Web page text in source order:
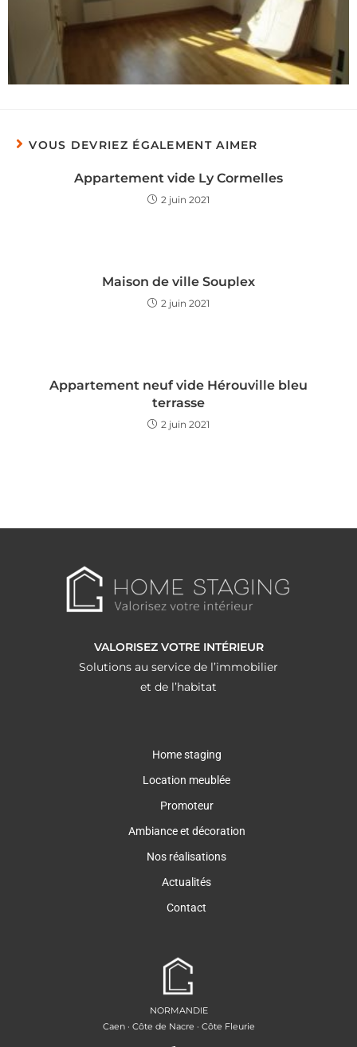
VOUS DEVRIEZ ÉGALEMENT AIMER
Appartement vide Ly Cormelles
2 juin 2021
Maison de ville Souplex
2 juin 2021
Appartement neuf vide Hérouville bleu
terrasse
2 juin 2021
VALORISEZ VOTRE INTÉRIEUR
Solutions au service de l’immobilier
et de l’habitat
Home staging
Location meublée
Promoteur
Ambiance et décoration
Nos réalisations
Actualités
Contact
NORMANDIE
Caen · Côte de Nacre · Côte Fleurie